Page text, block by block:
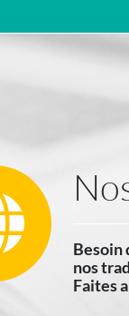
Besoin
nos
Faites